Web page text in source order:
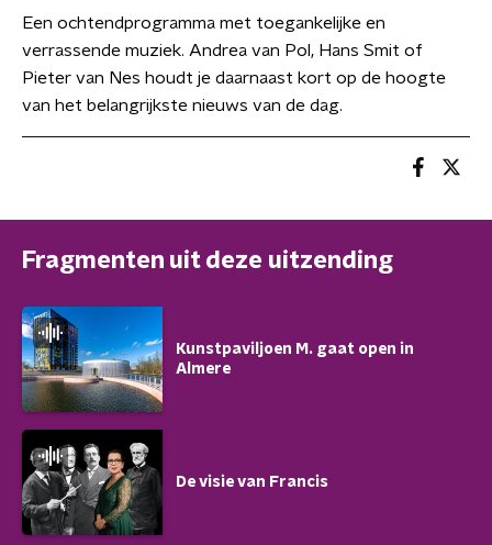
Een ochtendprogramma met toegankelijke en
verrassende muziek. Andrea van Pol, Hans Smit of
Pieter van Nes houdt je daarnaast kort op de hoogte
van het belangrijkste nieuws van de dag.
Fragmenten uit deze uitzending
Kunstpaviljoen M. gaat open in
Almere
De visie van Francis